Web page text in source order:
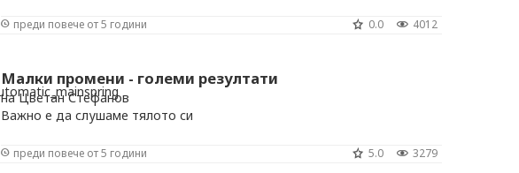
преди повече от 5 години 4012
0.0
Малки промени - големи резултати
на Цветан Стефанов
Важно е да слушаме тялото си
преди повече от 5 години 3279
5.0